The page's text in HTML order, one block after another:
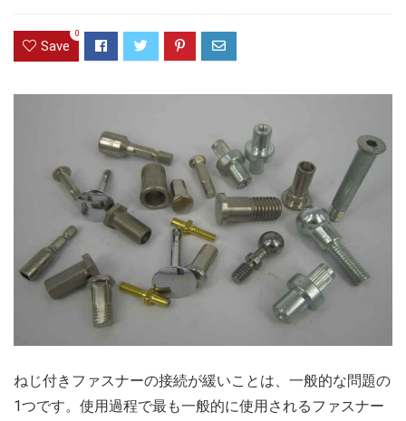
Save
0
ねじ付きファスナーの接続が緩いことは、一般的な問題の
1つです。使用過程で最も一般的に使用されるファスナー